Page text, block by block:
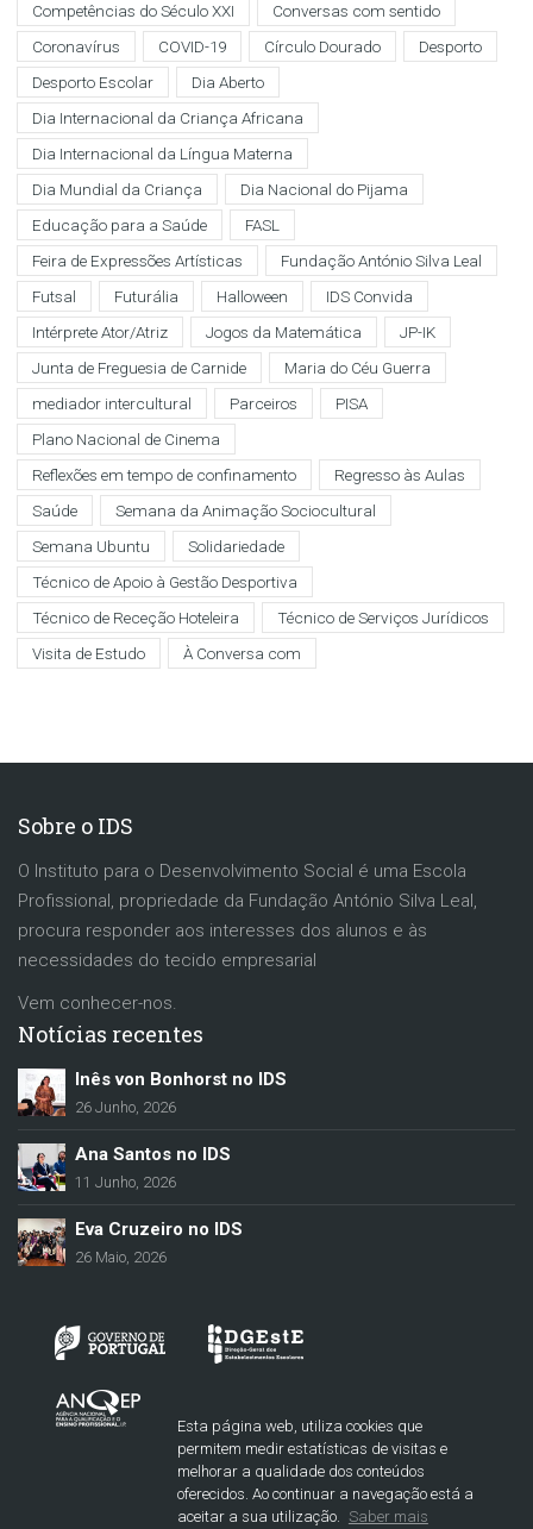
Esta página web, utiliza cookies que
permitem medir estatísticas de visitas e
melhorar a qualidade dos conteúdos
oferecidos. Ao continuar a navegação está a
aceitar a sua utilização.
Saber mais
Competências do Século XXI
Conversas com sentido
Coronavírus
COVID-19 Círculo Dourado
Desporto
Desporto Escolar
Dia Aberto
Dia Internacional da Criança Africana
Dia Internacional da Língua Materna
Dia Mundial da Criança
Dia Nacional do Pijama
Educação para a Saúde
FASL
Feira de Expressões Artísticas
Fundação António Silva Leal
Futsal
Futurália Halloween
IDS Convida
Intérprete Ator/Atriz
Jogos da Matemática
JP-IK
Junta de Freguesia de Carnide
Maria do Céu Guerra
mediador intercultural
Parceiros
PISA
Plano Nacional de Cinema
Reflexões em tempo de confinamento
Regresso às Aulas
Saúde
Semana da Animação Sociocultural
Semana Ubuntu
Solidariedade
Técnico de Apoio à Gestão Desportiva
Técnico de Receção Hoteleira
Técnico de Serviços Jurídicos
Visita de Estudo
À Conversa com
Sobre o IDS
O Instituto para o Desenvolvimento Social é uma Escola
Profissional, propriedade da Fundação António Silva Leal,
procura responder aos interesses dos alunos e às
necessidades do tecido empresarial
Vem conhecer-nos.
Notícias recentes
Inês von Bonhorst no IDS
26 Junho, 2026
Ana Santos no IDS
11 Junho, 2026
Eva Cruzeiro no IDS
26 Maio, 2026